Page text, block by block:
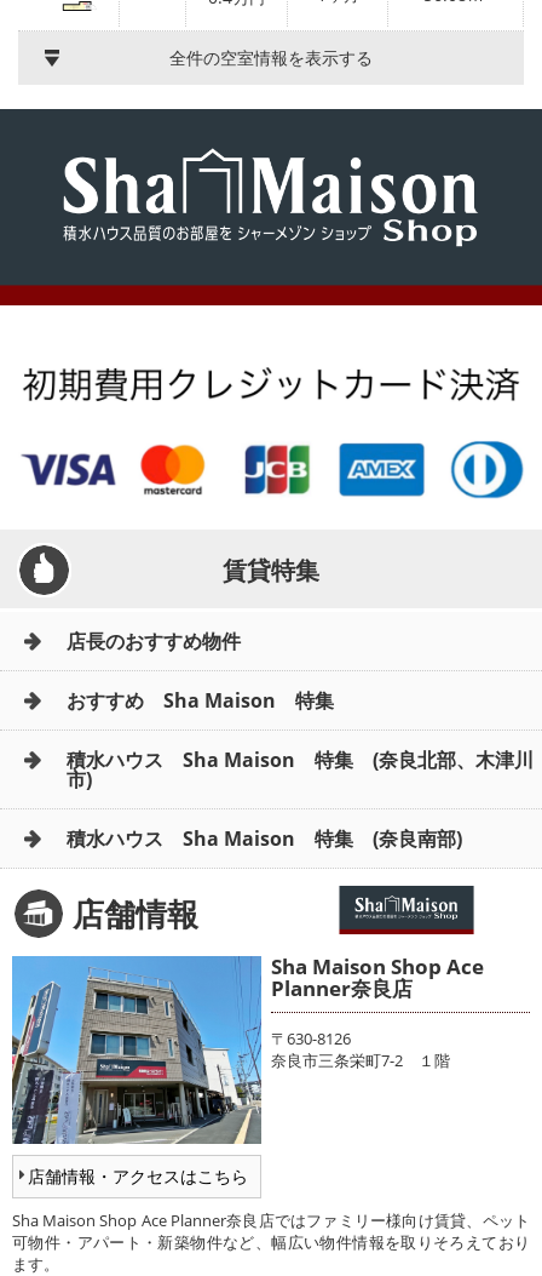
全件の空室情報を表示する
賃貸特集
店長のおすすめ物件
おすすめ Sha Maison 特集
積水ハウス Sha Maison 特集 (奈良北部、木津川
市)
積水ハウス Sha Maison 特集 (奈良南部)
店舗情報
店舗情報・アクセスはこちら
Sha Maison Shop Ace
Planner奈良店
〒630-8126
奈良市三条栄町7-2 １階
Sha Maison Shop Ace Planner奈良店ではファミリー様向け賃貸、ペット
可物件・アパート・新築物件など、幅広い物件情報を取りそろえており
ます。